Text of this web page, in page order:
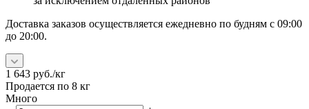
Доставка заказов осуществляется ежедневно по будням с 09:00
до 20:00.
1 643 руб./кг
Продается по 8 кг
Много